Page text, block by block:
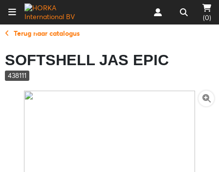
(0)
Terug naar catalogus
SOFTSHELL JAS EPIC
438111